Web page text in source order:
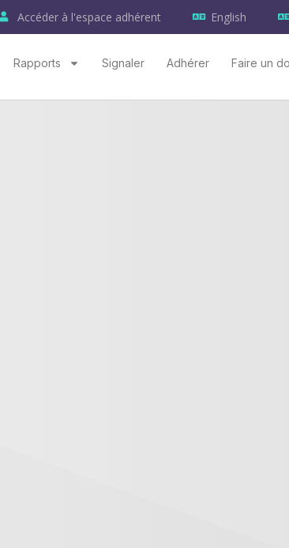
Accéder à l'espace adhérent English
Rapports Signaler Adhérer Faire un